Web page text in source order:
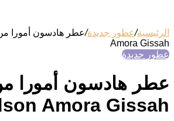
الرئيسية/عطور جديدة/
Amora Gissah
عطور جديدة
عطر هادسون أمورا
Amora Gissah